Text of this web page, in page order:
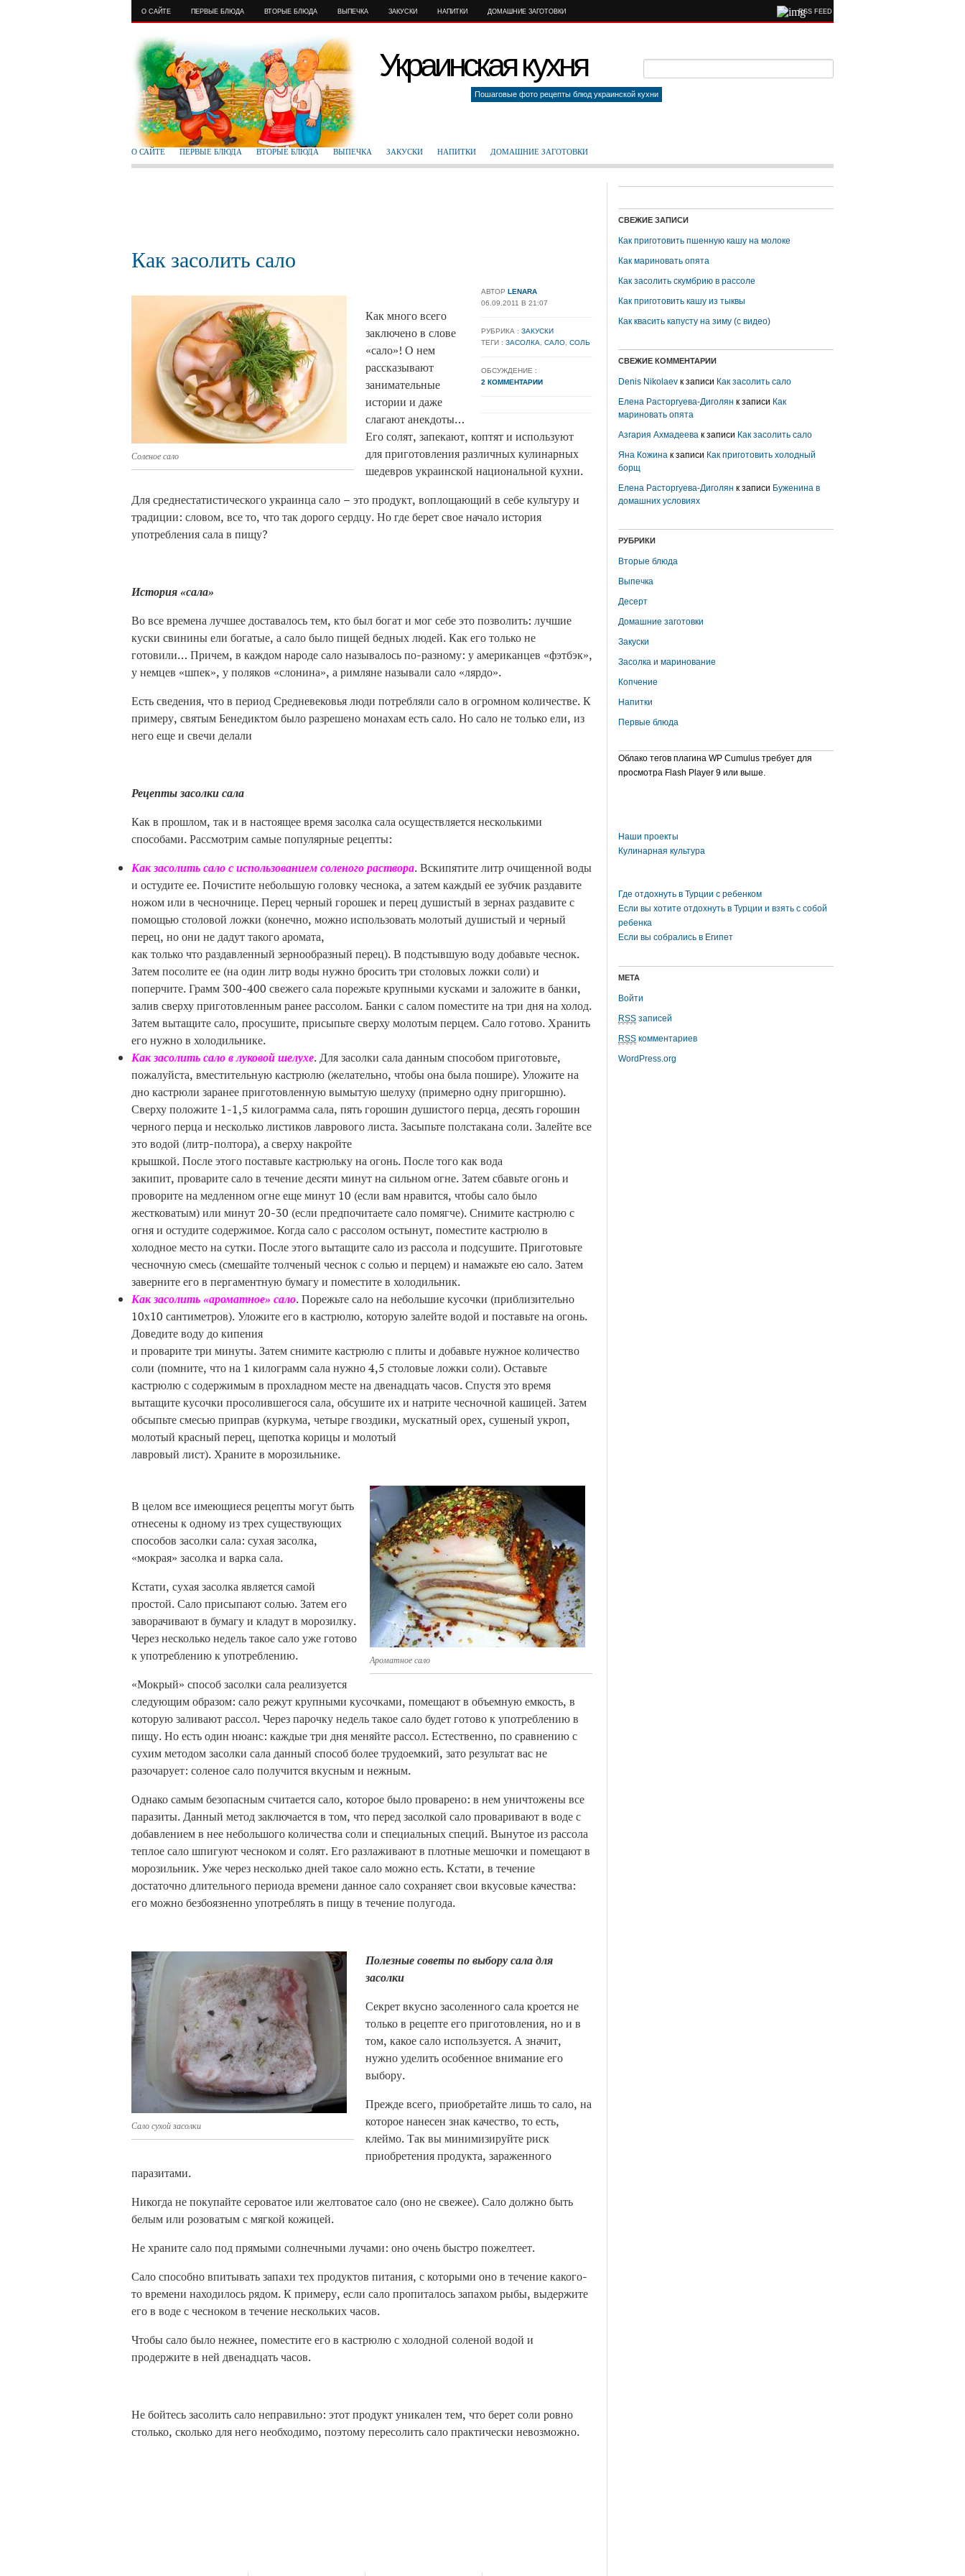
О САЙТЕ ПЕРВЫЕ БЛЮДА ВТОРЫЕ БЛЮДА ВЫПЕЧКА ЗАКУСКИ НАПИТКИ ДОМАШНИЕ ЗАГОТОВКИ RSS FEED
Украинская кухня
Пошаговые фото рецепты блюд украинской кухни
О САЙТЕ ПЕРВЫЕ БЛЮДА ВТОРЫЕ БЛЮДА ВЫПЕЧКА ЗАКУСКИ НАПИТКИ ДОМАШНИЕ ЗАГОТОВКИ
Как засолить сало
АВТОР LENARA
06.09.2011 В 21:07
РУБРИКА : ЗАКУСКИ
ТЕГИ : ЗАСОЛКА САЛО СОЛЬ
ОБСУЖДЕНИЕ :
2 КОММЕНТАРИИ
Соленое сало
Как много всего
заключено в слове
«сало»! О нем
рассказывают
занимательные
истории и даже
слагают анекдоты…
Его солят, запекают, коптят и используют
для приготовления различных кулинарных
шедевров украинской национальной кухни.
Для среднестатистического украинца сало – это продукт, воплощающий в себе культуру и
традиции: словом, все то, что так дорого сердцу. Но где берет свое начало история
употребления сала в пищу?
История «сала»
Во все времена лучшее доставалось тем, кто был богат и мог себе это позволить: лучшие
куски свинины ели богатые, а сало было пищей бедных людей. Как его только не
готовили… Причем, в каждом народе сало называлось по-разному: у американцев «фэтбэк»,
у немцев «шпек», у поляков «слонина», а римляне называли сало «лярдо».
Есть сведения, что в период Средневековья люди потребляли сало в огромном количестве. К
примеру, святым Бенедиктом было разрешено монахам есть сало. Но сало не только ели, из
него еще и свечи делали
Рецепты засолки сала
Как в прошлом, так и в настоящее время засолка сала осуществляется несколькими
способами. Рассмотрим самые популярные рецепты:
Как засолить сало с использованием соленого раствора. Вскипятите литр очищенной воды
и остудите ее. Почистите небольшую головку чеснока, а затем каждый ее зубчик раздавите
ножом или в чесночнице. Перец черный горошек и перец душистый в зернах раздавите с
помощью столовой ложки (конечно, можно использовать молотый душистый и черный
перец, но они не дадут такого аромата,
как только что раздавленный зернообразный перец). В подстывшую воду добавьте чеснок.
Затем посолите ее (на один литр воды нужно бросить три столовых ложки соли) и
поперчите. Грамм 300-400 свежего сала порежьте крупными кусками и заложите в банки,
залив сверху приготовленным ранее рассолом. Банки с салом поместите на три дня на холод.
Затем вытащите сало, просушите, присыпьте сверху молотым перцем. Сало готово. Хранить
его нужно в холодильнике.
Как засолить сало в луковой шелухе. Для засолки сала данным способом приготовьте,
пожалуйста, вместительную кастрюлю (желательно, чтобы она была пошире). Уложите на
дно кастрюли заранее приготовленную вымытую шелуху (примерно одну пригоршню).
Сверху положите 1-1,5 килограмма сала, пять горошин душистого перца, десять горошин
черного перца и несколько листиков лаврового листа. Засыпьте полстакана соли. Залейте все
это водой (литр-полтора), а сверху накройте
крышкой. После этого поставьте кастрюльку на огонь. После того как вода
закипит, проварите сало в течение десяти минут на сильном огне. Затем сбавьте огонь и
проворите на медленном огне еще минут 10 (если вам нравится, чтобы сало было
жестковатым) или минут 20-30 (если предпочитаете сало помягче). Снимите кастрюлю с
огня и остудите содержимое. Когда сало с рассолом остынут, поместите кастрюлю в
холодное место на сутки. После этого вытащите сало из рассола и подсушите. Приготовьте
чесночную смесь (смешайте толченый чеснок с солью и перцем) и намажьте ею сало. Затем
заверните его в пергаментную бумагу и поместите в холодильник.
Как засолить«ароматное» сало. Порежьте сало на небольшие кусочки (приблизительно
10х10 сантиметров). Уложите его в кастрюлю, которую залейте водой и поставьте на огонь.
Доведите воду до кипения
и проварите три минуты. Затем снимите кастрюлю с плиты и добавьте нужное количество
соли (помните, что на 1 килограмм сала нужно 4,5 столовые ложки соли). Оставьте
кастрюлю с содержимым в прохладном месте на двенадцать часов. Спустя это время
вытащите кусочки просолившегося сала, обсушите их и натрите чесночной кашицей. Затем
обсыпьте смесью приправ (куркума, четыре гвоздики, мускатный орех, сушеный укроп,
молотый красный перец, щепотка корицы и молотый
лавровый лист). Храните в морозильнике.
Ароматное сало
В целом все имеющиеся рецепты могут быть
отнесены к одному из трех существующих
способов засолки сала: сухая засолка,
«мокрая» засолка и варка сала.
Кстати, сухая засолка является самой
простой. Сало присыпают солью. Затем его
заворачивают в бумагу и кладут в морозилку.
Через несколько недель такое сало уже готово
к употреблению к употреблению.
«Мокрый» способ засолки сала реализуется
следующим образом: сало режут крупными кусочками, помещают в объемную емкость, в
которую заливают рассол. Через парочку недель такое сало будет готово к употреблению в
пищу. Но есть один нюанс: каждые три дня меняйте рассол. Естественно, по сравнению с
сухим методом засолки сала данный способ более трудоемкий, зато результат вас не
разочарует: соленое сало получится вкусным и нежным.
Однако самым безопасным считается сало, которое было проварено: в нем уничтожены все
паразиты. Данный метод заключается в том, что перед засолкой сало проваривают в воде с
добавлением в нее небольшого количества соли и специальных специй. Вынутое из рассола
теплое сало шпигуют чесноком и солят. Его разлаживают в плотные мешочки и помещают в
морозильник. Уже через несколько дней такое сало можно есть. Кстати, в течение
достаточно длительного периода времени данное сало сохраняет свои вкусовые качества:
его можно безбоязненно употреблять в пищу в течение полугода.
Сало сухой засолки
Полезные советы по выбору сала для
засолки
Секрет вкусно засоленного сала кроется не
только в рецепте его приготовления, но и в
том, какое сало используется. А значит,
нужно уделить особенное внимание его
выбору.
Прежде всего, приобретайте лишь то сало, на
которое нанесен знак качество, то есть,
клеймо. Так вы минимизируйте риск
приобретения продукта, зараженного
паразитами.
Никогда не покупайте сероватое или желтоватое сало (оно не свежее). Сало должно быть
белым или розоватым с мягкой кожицей.
Не храните сало под прямыми солнечными лучами: оно очень быстро пожелтеет.
Сало способно впитывать запахи тех продуктов питания, с которыми оно в течение какого-
то времени находилось рядом. К примеру, если сало пропиталось запахом рыбы, выдержите
его в воде с чесноком в течение нескольких часов.
Чтобы сало было нежнее, поместите его в кастрюлю с холодной соленой водой и
продержите в ней двенадцать часов.
Не бойтесь засолить сало неправильно: этот продукт уникален тем, что берет соли ровно
столько, сколько для него необходимо, поэтому пересолить сало практически невозможно.
СВЕЖИЕ ЗАПИСИ
Как приготовить пшенную кашу на молоке
Как мариновать опята
Как засолить скумбрию в рассоле
Как приготовить кашу из тыквы
Как квасить капусту на зиму (с видео)
СВЕЖИЕ КОММЕНТАРИИ
Denis Nikolaev к записи Как засолить сало
Елена Расторгуева-Диголян к записи Как
мариновать опята
Азгария Ахмадеева к записи Как засолить сало
Яна Кожина к записи Как приготовить холодный
борщ
Елена Расторгуева-Диголян к записи Буженина в
домашних условиях
РУБРИКИ
Вторые блюда
Выпечка
Десерт
Домашние заготовки
Закуски
Засолка и маринование
Копчение
Напитки
Первые блюда
Облако тегов плагина WP Cumulus требует для
просмотра Flash Player 9 или выше.
Наши проекты
Кулинарная культура
Где отдохнуть в Турции с ребенком
Если вы хотите отдохнуть в Турции и взять с собой
ребенка
Если вы собрались в Египет
МЕТА
Войти
RSS записей
RSS комментариев
WordPress.org